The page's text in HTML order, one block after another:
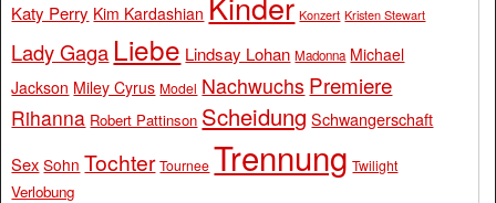
Katy Perry Kim Kardashian Konzert Kristen Stewart
Lady Gaga Liebe Lindsay Lohan Madonna Michael
Jackson Miley Cyrus Model Nachwuchs Premiere
Rihanna Robert Pattinson Scheidung Schwangerschaft
Sex Sohn Tochter Tournee Trennung Twilight
Verlobung